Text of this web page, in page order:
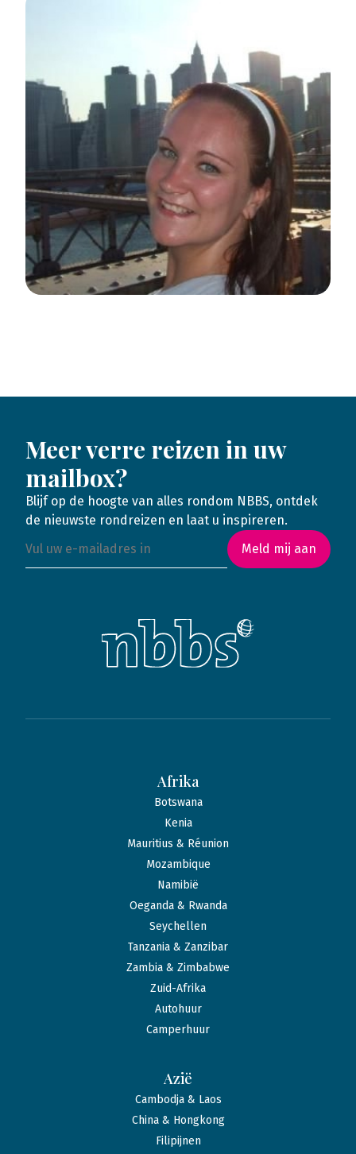
Meer verre reizen in uw
mailbox?
Blijf op de hoogte van alles rondom NBBS, ontdek
de nieuwste rondreizen en laat u inspireren.
Meld mij aan
Afrika
Botswana
Kenia
Mauritius & Réunion
Mozambique
Namibië
Oeganda & Rwanda
Seychellen
Tanzania & Zanzibar
Zambia & Zimbabwe
Zuid-Afrika
Autohuur
Camperhuur
Azië
Cambodja & Laos
China & Hongkong
Filipijnen